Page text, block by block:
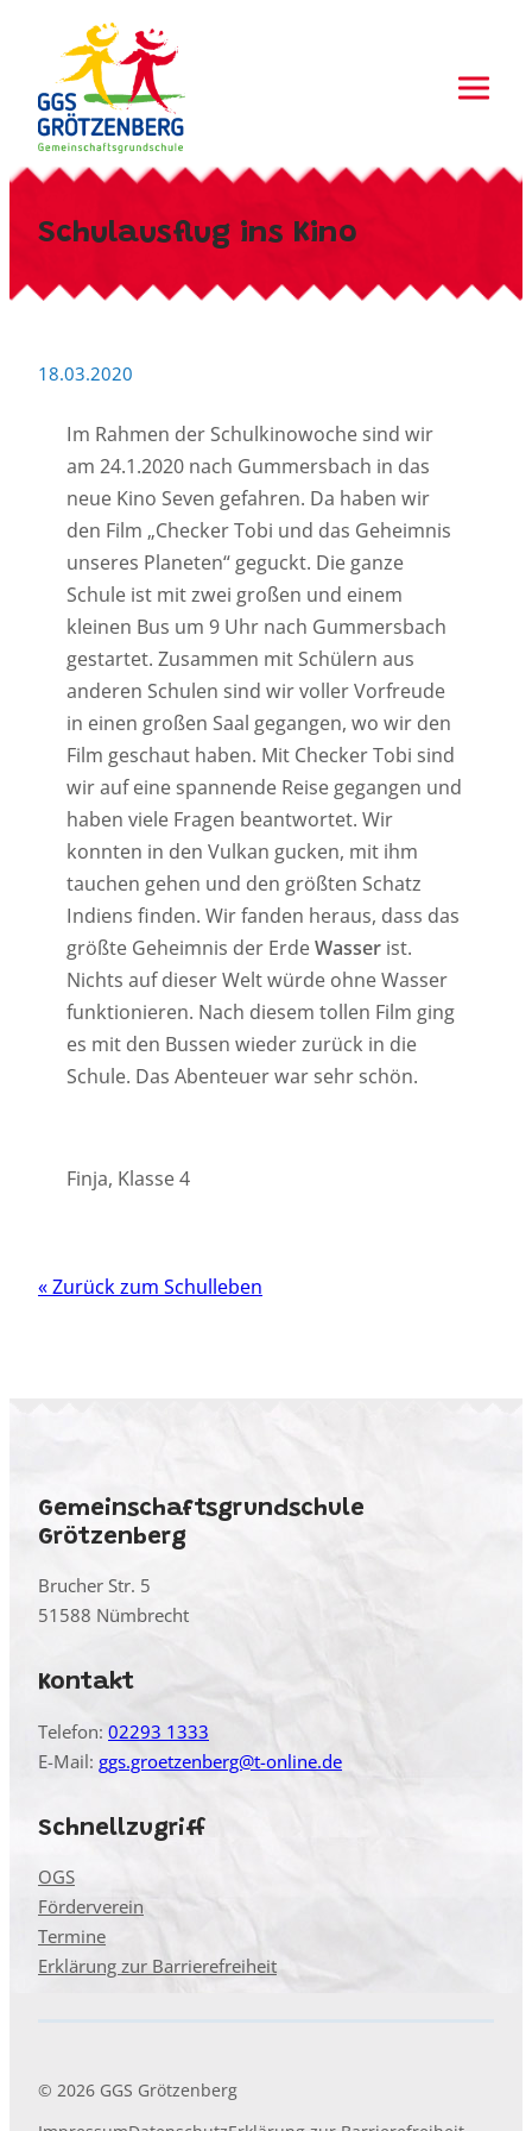
springen
Schulausflug ins Kino
18.03.2020
Im Rahmen der Schulkinowoche sind wir
am 24.1.2020 nach Gummersbach in das
neue Kino Seven gefahren. Da haben wir
den Film „Checker Tobi und das Geheimnis
unseres Planeten“ geguckt. Die ganze
Schule ist mit zwei großen und einem
kleinen Bus um 9 Uhr nach Gummersbach
gestartet. Zusammen mit Schülern aus
anderen Schulen sind wir voller Vorfreude
in einen großen Saal gegangen, wo wir den
Film geschaut haben. Mit Checker Tobi sind
wir auf eine spannende Reise gegangen und
haben viele Fragen beantwortet. Wir
konnten in den Vulkan gucken, mit ihm
tauchen gehen und den größten Schatz
Indiens finden. Wir fanden heraus, dass das
größte Geheimnis der ErdeWasser ist.
Nichts auf dieser Welt würde ohne Wasser
funktionieren. Nach diesem tollen Film ging
es mit den Bussen wieder zurück in die
Schule. Das Abenteuer war sehr schön.
Finja, Klasse 4
« Zurück zum Schulleben
Gemeinschaftsgrundschule
Grötzenberg
Brucher Str. 5
51588 Nümbrecht
Kontakt
Telefon: 02293 1333
E-Mail: ggs.groetzenberg@t-online.de
Schnellzugriff
OGS
Förderverein
Termine
Erklärung zur Barrierefreiheit
© 2026 GGS Grötzenberg